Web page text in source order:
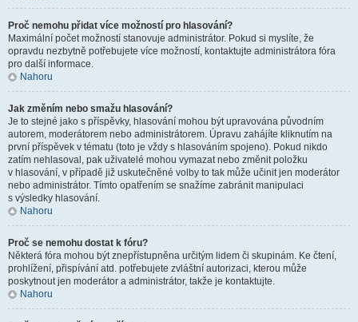
Proč nemohu přidat více možností pro hlasování?
Maximální počet možností stanovuje administrátor. Pokud si myslíte, že
opravdu nezbytně potřebujete více možností, kontaktujte administrátora fóra
pro další informace.
Nahoru
Jak změním nebo smažu hlasování?
Je to stejné jako s příspěvky, hlasování mohou být upravována původním
autorem, moderátorem nebo administrátorem. Úpravu zahájíte kliknutím na
první příspěvek v tématu (toto je vždy s hlasováním spojeno). Pokud nikdo
zatím nehlasoval, pak uživatelé mohou vymazat nebo změnit položku
v hlasování, v případě již uskutečněné volby to tak může učinit jen moderátor
nebo administrátor. Tímto opatřením se snažíme zabránit manipulaci
s výsledky hlasování.
Nahoru
Proč se nemohu dostat k fóru?
Některá fóra mohou být znepřístupněna určitým lidem či skupinám. Ke čtení,
prohlížení, přispívání atd. potřebujete zvláštní autorizaci, kterou může
poskytnout jen moderátor a administrátor, takže je kontaktujte.
Nahoru